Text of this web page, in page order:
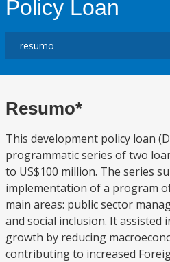
Policy Loan
Resumo*
This development policy loan
programmatic series of two
to US$100 million. The series
implementation of a program
main areas: public sector
and social inclusion. It assisted
growth by reducing
contributing to increased